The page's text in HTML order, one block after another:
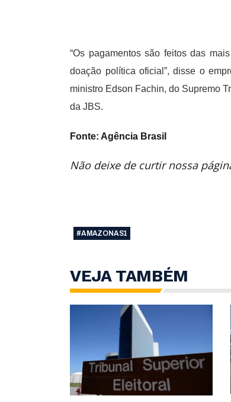
“Os pagamentos são feitos das
doação política oficial”, disse o
ministro Edson Fachin, do Supremo
da JBS.
Fonte: Agência Brasil
Não deixe de curtir nossa
#AMAZONAS1
VEJA TAMBÉM